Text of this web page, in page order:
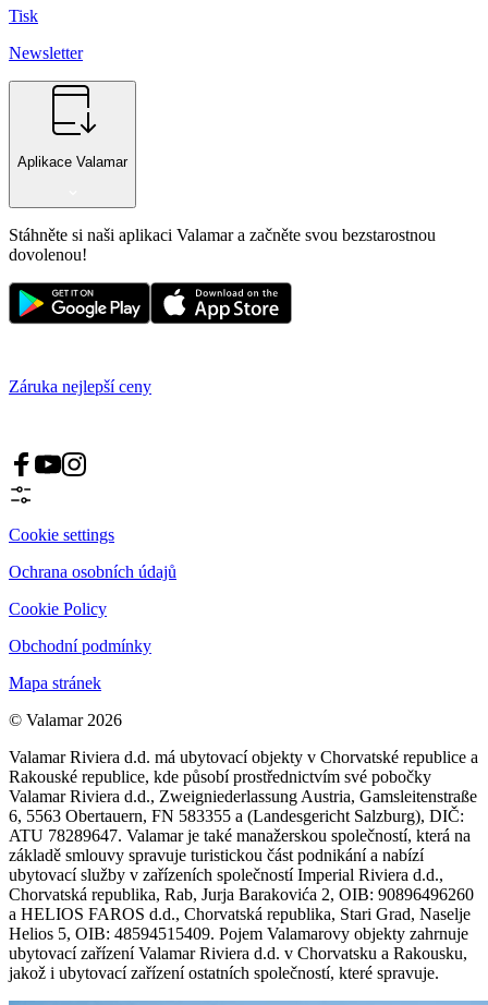
Tisk
Newsletter
Aplikace Valamar
Stáhněte si naši aplikaci Valamar a začněte svou bezstarostnou
dovolenou!
Záruka nejlepší ceny
Cookie settings
Ochrana osobních údajů
Cookie Policy
Obchodní podmínky
Mapa stránek
© Valamar 2026
Valamar Riviera d.d. má ubytovací objekty v Chorvatské republice a
Rakouské republice, kde působí prostřednictvím své pobočky
Valamar Riviera d.d., Zweigniederlassung Austria, Gamsleitenstraße
6, 5563 Obertauern, FN 583355 a (Landesgericht Salzburg), DIČ:
ATU 78289647. Valamar je také manažerskou společností, která na
základě smlouvy spravuje turistickou část podnikání a nabízí
ubytovací služby v zařízeních společností Imperial Riviera d.d.,
Chorvatská republika, Rab, Jurja Barakovića 2, OIB: 90896496260
a HELIOS FAROS d.d., Chorvatská republika, Stari Grad, Naselje
Helios 5, OIB: 48594515409. Pojem Valamarovy objekty zahrnuje
ubytovací zařízení Valamar Riviera d.d. v Chorvatsku a Rakousku,
jakož i ubytovací zařízení ostatních společností, které spravuje.